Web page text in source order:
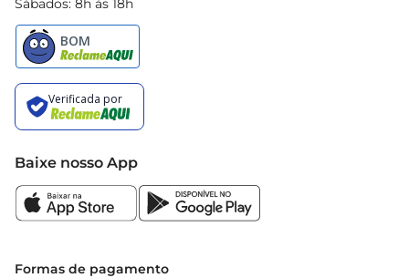
Sábados: 8h às 18h
Baixe nosso App
Formas de pagamento